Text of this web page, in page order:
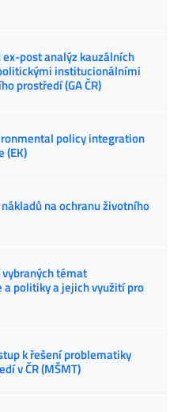
post analýz kauzálních
institucionálními
prostředí (GA ČR)
policy integration
(EK)
na ochranu životního
témat
politiky a jejich využití pro
k řešení problematiky
v ČR (MŠMT)